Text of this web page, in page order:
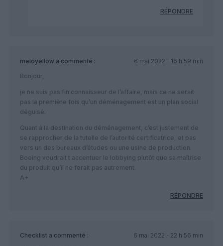
RÉPONDRE
meloyellow a commenté :
6 mai 2022 - 16 h 59 min
Bonjour,
je ne suis pas fin connaisseur de l’affaire, mais ce ne serait
pas la première fois qu’un déménagement est un plan social
déguisé.
Quant à la destination du déménagement, c’est justement de
se rapprocher de la tutelle de l’autorité certificatrice, et pas
vers un des bureaux d’études ou une usine de production.
Boeing voudrait t accentuer le lobbying plutôt que sa maîtrise
du produit qu’il ne ferait pas autrement.
A+
RÉPONDRE
Checklist a commenté :
6 mai 2022 - 22 h 56 min